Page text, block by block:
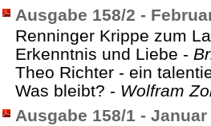
Ausgabe 158/2 -
Renninger Krippe zum
Erkenntnis und Liebe -
Theo Richter - ein
Was bleibt? - Wolfram
Ausgabe 158/1 -